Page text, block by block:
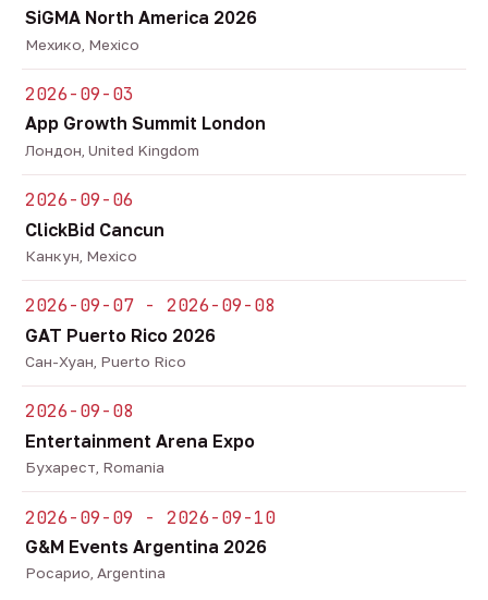
SiGMA North America 2026
Мехико, Mexico
2026-09-03
App Growth Summit London
Лондон, United Kingdom
2026-09-06
ClickBid Cancun
Канкун, Mexico
2026-09-07 - 2026-09-08
GAT Puerto Rico 2026
Сан-Хуан, Puerto Rico
2026-09-08
Entertainment Arena Expo
Бухарест, Romania
2026-09-09 - 2026-09-10
G&M Events Argentina 2026
Росарио, Argentina